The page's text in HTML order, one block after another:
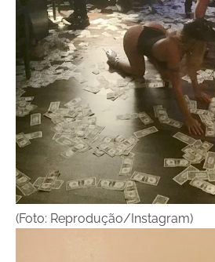
(Foto: Reprodução/Instagram)